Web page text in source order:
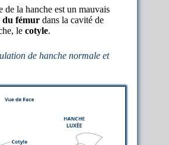
la hanche est un mauvais
du fémur dans la cavité de
le cotyle.
de hanche normale et